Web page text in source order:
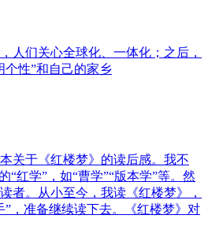
人们关心全球化、一体化；之后，
个性”和自己的家乡
关于《红楼梦》的读后感。我不
“红学”，如“曹学”“版本学”等。然
者。从小至今，我读《红楼梦》，
”，准备继续读下去。《红楼梦》对